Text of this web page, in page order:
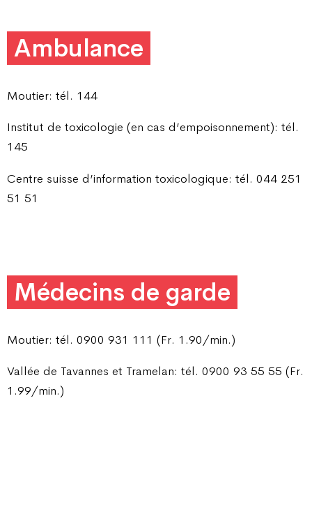
Ambulance
Moutier: tél. 144
Institut de toxicologie (en cas d’empoisonnement): tél.
145
Centre suisse d’information toxicologique: tél. 044 251
51 51
Médecins de garde
Moutier: tél. 0900 931 111 (Fr. 1.90/min.)
Vallée de Tavannes et Tramelan: tél. 0900 93 55 55 (Fr.
1.99/min.)